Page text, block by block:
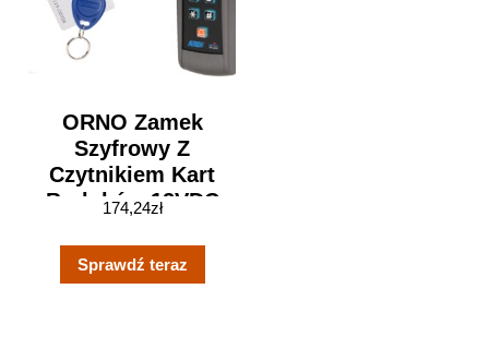
ORNO Zamek
Szyfrowy Z
Czytnikiem Kart
Breloków 12VDC
174,24zł
Sprawdź teraz